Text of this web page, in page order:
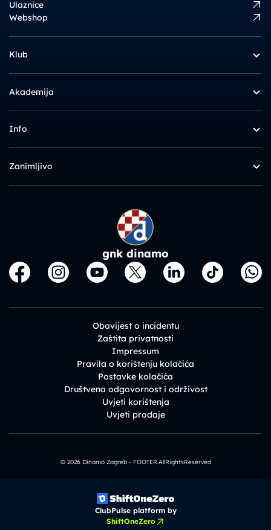
Ulaznice
Webshop
Klub
Akademija
Info
Zanimljivo
gnk dinamo
Obavijest o incidentu
Zaštita privatnosti
Impressum
Pravila o korištenju kolačića
Postavke kolačića
Društvena odgovornost i održivost
Uvjeti korištenja
Uvjeti prodaje
© 2026 Dinamo Zagreb - FOOTER.AllRightsReserved
ClubPulse platform by
ShiftOneZero